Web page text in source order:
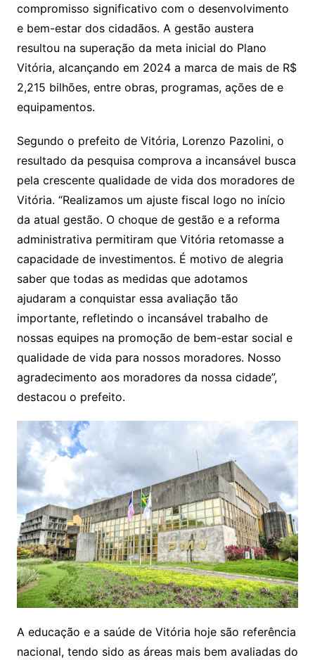
compromisso significativo com o desenvolvimento
e bem-estar dos cidadãos. A gestão austera
resultou na superação da meta inicial do Plano
Vitória, alcançando em 2024 a marca de mais de R$
2,215 bilhões, entre obras, programas, ações de e
equipamentos.
Segundo o prefeito de Vitória, Lorenzo Pazolini, o
resultado da pesquisa comprova a incansável busca
pela crescente qualidade de vida dos moradores de
Vitória. “Realizamos um ajuste fiscal logo no início
da atual gestão. O choque de gestão e a reforma
administrativa permitiram que Vitória retomasse a
capacidade de investimentos. É motivo de alegria
saber que todas as medidas que adotamos
ajudaram a conquistar essa avaliação tão
importante, refletindo o incansável trabalho de
nossas equipes na promoção de bem-estar social e
qualidade de vida para nossos moradores. Nosso
agradecimento aos moradores da nossa cidade”,
destacou o prefeito.
A educação e a saúde de Vitória hoje são referência
nacional, tendo sido as áreas mais bem avaliadas do